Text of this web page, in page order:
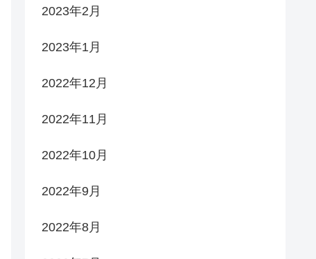
2023年2月
2023年1月
2022年12月
2022年11月
2022年10月
2022年9月
2022年8月